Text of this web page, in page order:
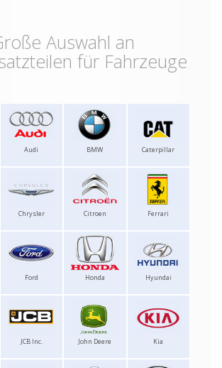
Auswahl an
für Fahrzeuge
Audi BMW Caterpillar
Chrysler Citroen Ferrari
Ford Honda Hyundai
JCB Inc. John Deere Kia